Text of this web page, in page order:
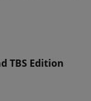
TBS Edition